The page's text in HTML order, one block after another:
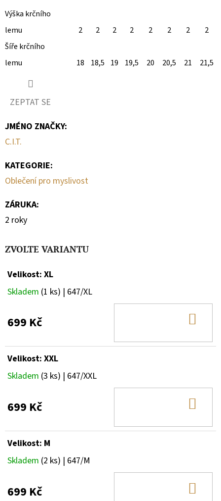
Výška krčního
lemu
2 2 2 2 2 2 2
2
Šíře krčního
lemu
18 18,5 19 19,5 20 20,5 21 21,5
ZEPTAT SE
JMÉNO ZNAČKY:
C.I.T.
KATEGORIE:
Oblečení pro myslivost
ZÁRUKA:
2 roky
ZVOLTE VARIANTU
Velikost: XL
Skladem (1 ks) | 647/XL
699 Kč
Velikost: XXL
Skladem (3 ks) | 647/XXL
699 Kč
Velikost: M
Skladem (2 ks) | 647/M
699 Kč